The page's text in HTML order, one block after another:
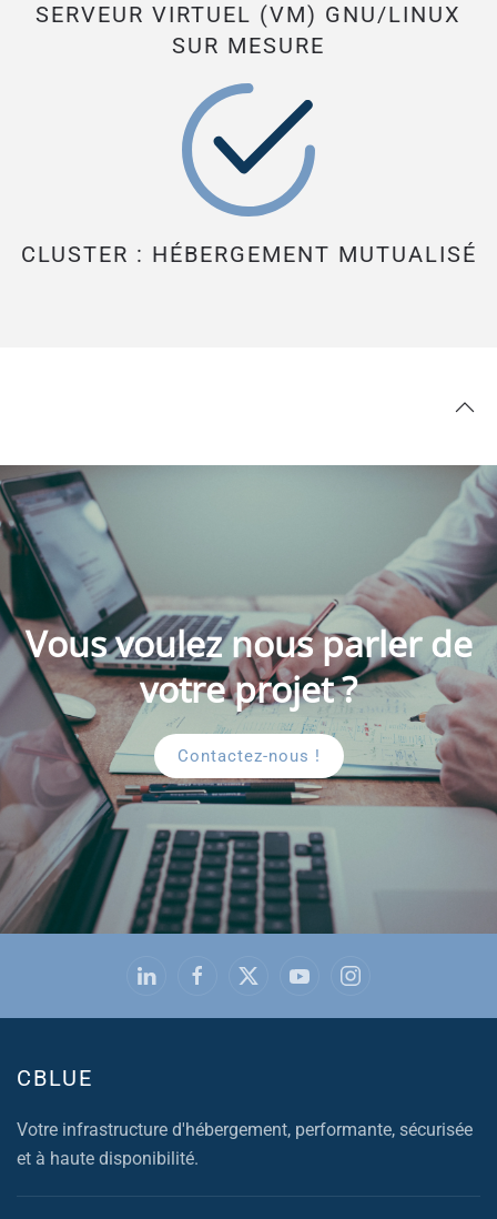
SERVEUR VIRTUEL (VM) GNU/LINUX
SUR MESURE
CLUSTER : HÉBERGEMENT MUTUALISÉ
Vous voulez nous parler de
votre projet ?
Contactez-nous !
CBLUE
Votre infrastructure d'hébergement, performante, sécurisée
et à haute disponibilité.